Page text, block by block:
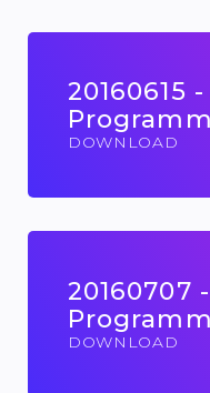
20160615 -
DOWNLOAD
20160707 -
DOWNLOAD